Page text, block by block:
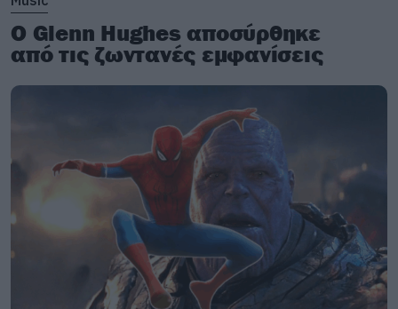
βρίσκετε
Ο Glenn Hughes αποσύρθηκε
από τις ζωντανές εμφανίσεις